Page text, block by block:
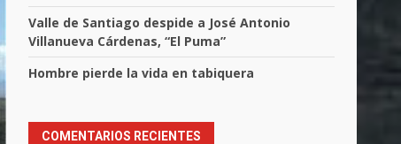
Valle de Santiago despide a José Antonio
Villanueva Cárdenas, “El Puma”
Hombre pierde la vida en tabiquera
COMENTARIOS RECIENTES